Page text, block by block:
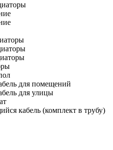
для помещений
для улицы
кабель (комплект в трубу)